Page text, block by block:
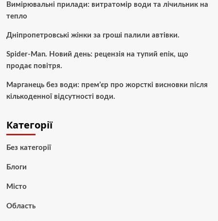
Вимірювальні прилади: витратомір води та лічильник на
тепло
Дніпропетровські жінки за гроші палили автівки.
Spider-Man. Новий день: рецензія на тупий епік, що
продає повітря.
Марганець без води: прем’єр про жорсткі висновки після
кількоденної відсутності води.
Категорії
Без категорії
Блоги
Місто
Область